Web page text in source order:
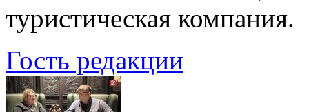
туристическая компания.
Гость редакции